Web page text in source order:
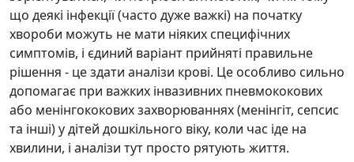
що деякі інфекції (часто дуже важкі) на початку
хвороби можуть не мати ніяких специфічних
симптомів, і єдиний варіант прийняті правильне
рішення - це здати аналізи крові. Це особливо сильно
допомагає при важких інвазивних пневмококових
або менінгококових захворюваннях (менінгіт, сепсис
та інші) у дітей дошкільного віку, коли час іде на
хвилини, і аналізи тут просто рятують життя.